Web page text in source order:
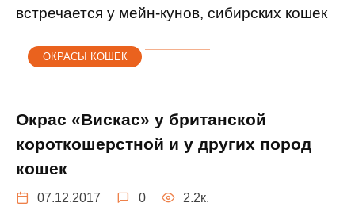
встречается у мейн-кунов, сибирских кошек
ОКРАСЫ КОШЕК
Окрас «Вискас» у британской
короткошерстной и у других пород
кошек
07.12.2017 0 2.2к.